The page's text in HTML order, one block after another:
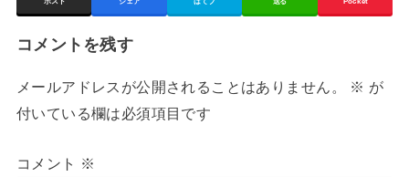
ポスト シェア はてブ 送る Pocket
コメントを残す
メールアドレスが公開されることはありません。 ※ が
付いている欄は必須項目です
コメント ※